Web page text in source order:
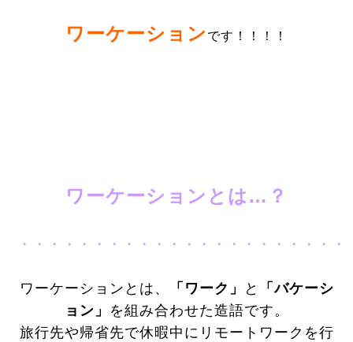
ワーケーション です！！！！
ワーケーションとは…？
・・・・・・・・・・・・・・・・・・・・・・
ワーケーションとは、 「ワーク」 と
「バケーシ
ョン」
を組み合わせた造語です。
旅行先や帰省先で休暇中にリモートワークを行